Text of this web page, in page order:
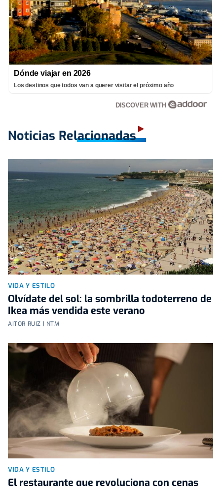
Dónde viajar en 2026
Los destinos que todos van a querer visitar el próximo año
DISCOVER WITH
Noticias Relacionadas
VIDA Y ESTILO
Olvídate del sol: la sombrilla todoterreno de
Ikea más vendida este verano
AITOR RUIZ | NTM
VIDA Y ESTILO
El restaurante que revoluciona con cenas